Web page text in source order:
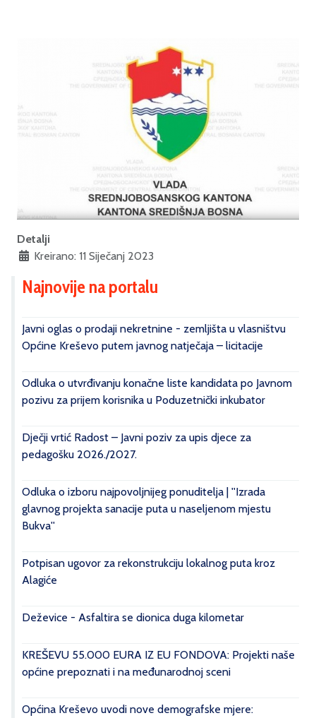
Detalji
Kreirano: 11 Siječanj 2023
Najnovije na portalu
Javni oglas o prodaji nekretnine - zemljišta u vlasništvu
Općine Kreševo putem javnog natječaja – licitacije
Odluka o utvrđivanju konačne liste kandidata po Javnom
pozivu za prijem korisnika u Poduzetnički inkubator
Dječji vrtić Radost – Javni poziv za upis djece za
pedagošku 2026./2027.
Odluka o izboru najpovoljnijeg ponuditelja | ''Izrada
glavnog projekta sanacije puta u naseljenom mjestu
Bukva''
Potpisan ugovor za rekonstrukciju lokalnog puta kroz
Alagiće
Deževice - Asfaltira se dionica duga kilometar
KREŠEVU 55.000 EURA IZ EU FONDOVA: Projekti naše
općine prepoznati i na međunarodnoj sceni
Općina Kreševo uvodi nove demografske mjere: